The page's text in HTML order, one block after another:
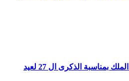
مريم كرودي تهنئ جلالة الملك بمناسبة الذكرى ال 27 لعيد